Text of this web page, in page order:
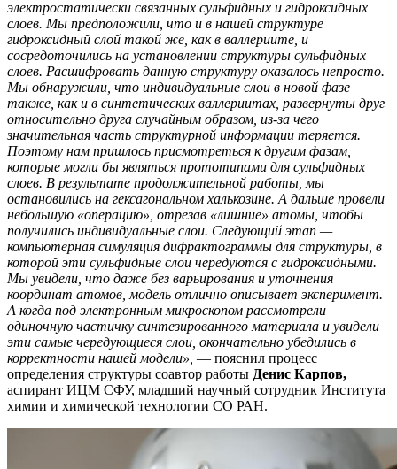
электростатически связанных сульфидных и гидроксидных
слоев. Мы предположили, что и в нашей структуре
гидроксидный слой такой же, как в валлериите, и
сосредоточились на установлении структуры сульфидных
слоев. Расшифровать данную структуру оказалось непросто.
Мы обнаружили, что индивидуальные слои в новой фазе
также, как и в синтетических валлериитах, развернуты друг
относительно друга случайным образом, из-за чего
значительная часть структурной информации теряется.
Поэтому нам пришлось присмотреться к другим фазам,
которые могли бы являться прототипами для сульфидных
слоев. В результате продолжительной работы, мы
остановились на гексагональном халькозине. А дальше провели
небольшую «операцию», отрезав «лишние» атомы, чтобы
получились индивидуальные слои. Следующий этап —
компьютерная симуляция дифрактограммы для структуры, в
которой эти сульфидные слои чередуются с гидроксидными.
Мы увидели, что даже без варьирования и уточнения
координат атомов, модель отлично описывает эксперимент.
А когда под электронным микроскопом рассмотрели
одиночную частичку синтезированного материала и увидели
эти самые чередующиеся слои, окончательно убедились в
корректности нашей модели», — пояснил процесс
определения структуры соавтор работы Денис Карпов,
аспирант ИЦМ СФУ, младший научный сотрудник Института
химии и химической технологии СО РАН.